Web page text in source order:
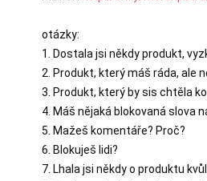
otázky:
1. Dostala jsi někdy produkt,
2. Produkt, který máš ráda, ale
3. Produkt, který by sis chtěla
4. Máš nějaká blokovaná slova
5. Mažeš komentáře? Proč?
6. Blokuješ lidi?
7. Lhala jsi někdy o produktu